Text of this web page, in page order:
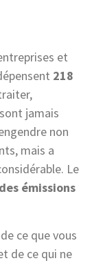
et
218
jamais
non
mais a
Le
émissions
ce que vous
de ce qui ne